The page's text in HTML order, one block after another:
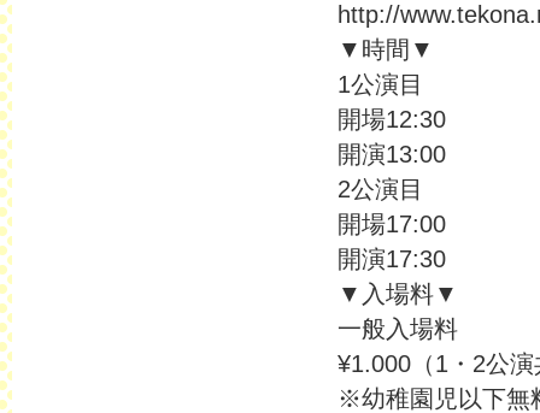
http://
▼時間▼
1公演目
開場12:30
開演13:00
2公演目
開場17:00
開演17:30
▼入場料▼
一般入場料
¥1.000（1・2公
※幼稚園児以下無